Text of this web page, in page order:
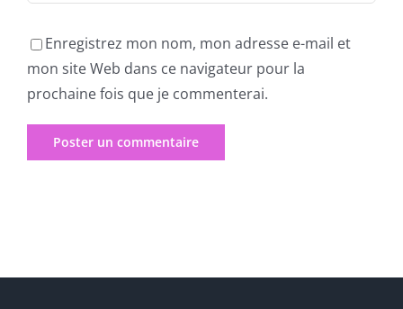
Enregistrez mon nom, mon adresse e-mail et
mon site Web dans ce navigateur pour la
prochaine fois que je commenterai.